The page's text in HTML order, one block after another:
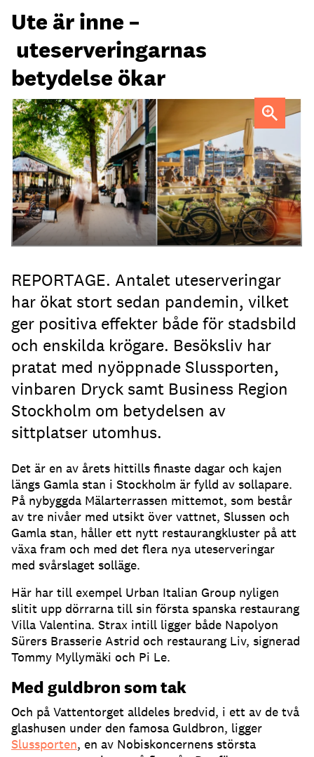
Ute är inne –
uteserveringarnas
betydelse ökar
Uteservering på Dryck vinbar samt Slussporten.FOTO:
Samuel Unéus
REPORTAGE. Antalet uteserveringar
har ökat stort sedan pandemin, vilket
ger positiva effekter både för stadsbild
och enskilda krögare. Besöksliv har
pratat med nyöppnade Slussporten,
vinbaren Dryck samt Business Region
Stockholm om betydelsen av
sittplatser utomhus.
Det är en av årets hittills finaste dagar och kajen
längs Gamla stan i Stockholm är fylld av sollapare.
På nybyggda Mälarterrassen mittemot, som består
av tre nivåer med utsikt över vattnet, Slussen och
Gamla stan, håller ett nytt restaurangkluster på att
växa fram och med det flera nya uteserveringar
med svårslaget solläge.
Här har till exempel Urban Italian Group nyligen
slitit upp dörrarna till sin första spanska restaurang
Villa Valentina. Strax intill ligger både Napolyon
Sürers Brasserie Astrid och restaurang Liv, signerad
Tommy Myllymäki och Pi Le.
Med guldbron som tak
Och på Vattentorget alldeles bredvid, i ett av de två
glashusen under den famosa Guldbron, ligger
Slussporten, en av Nobiskoncernens största